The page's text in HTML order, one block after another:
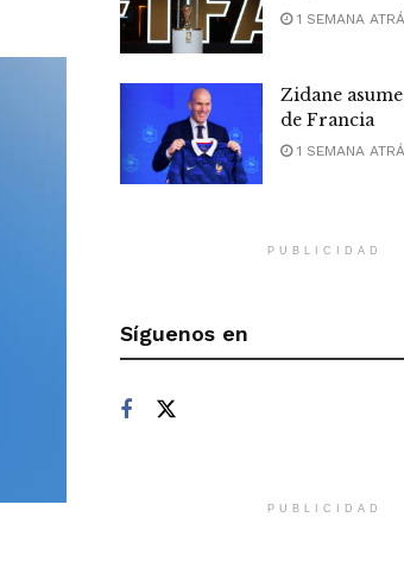
1 SEMANA
Zidane
de Francia
1 SEMANA
PUBLICIDAD
Síguenos en
PUBLICIDAD